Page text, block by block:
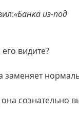
«Банка из-под
видите?
заменяет
сознательно